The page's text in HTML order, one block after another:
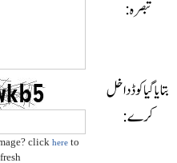
تبصرہ:
گیا کوڈ داخل
کرے:
image? clickhere
refresh